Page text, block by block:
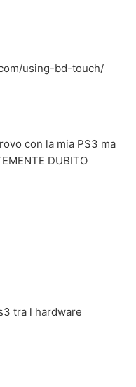
using-bd-touch/
con la mia PS3 ma
DUBITO
tra l hardware